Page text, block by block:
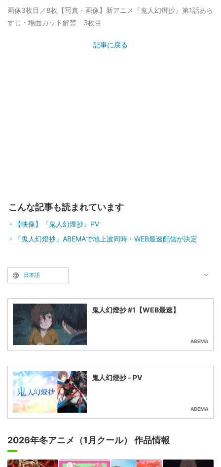
画像3枚目／8枚 【写真・画像】新アニメ『鬼人幻燈抄』第1話あら
すじ・場面カット解禁 3枚目
記事に戻る
こんな記事も読まれています
【映像】『鬼人幻燈抄』PV
『鬼人幻燈抄』ABEMAで地上波同時・WEB最速配信が決定
日本語
鬼人幻燈抄 #1【WEB最速】
ABEMA
鬼人幻燈抄 - PV
ABEMA
2026年冬アニメ（1月クール） 作品情報